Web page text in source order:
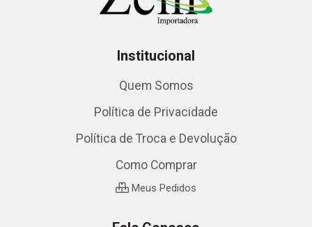
Institucional
Quem Somos
Política de Privacidade
Política de Troca e Devolução
Como Comprar
Meus Pedidos